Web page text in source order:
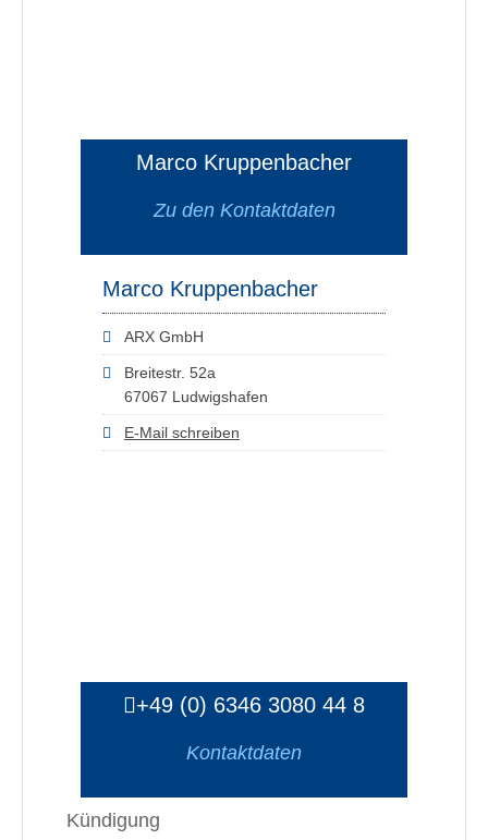
Marco Kruppenbacher
Zu den Kontaktdaten
Marco Kruppenbacher
ARX GmbH
Breitestr. 52a
67067 Ludwigshafen
E-Mail schreiben
+49 (0) 6346 3080 44 8
Kontaktdaten
Kündigung